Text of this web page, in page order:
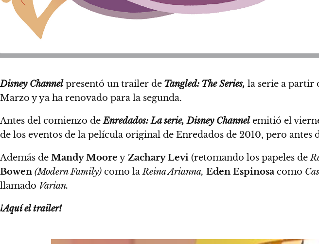
Disney Channel presentó un trailer de Tangled: The Series, la serie a partir
Marzo y ya ha renovado para la segunda.
Antes del comienzo deEnredados: La serie, Disney Channelemitió el
de los eventos de la película original de Enredados de 2010, pero antes
Además de Mandy Moore y Zachary Levi (retomando los papeles de
Bowen (Modern Family) como laReina Arianna, Eden Espinosa como
llamado Varian.
¡Aquí el trailer!